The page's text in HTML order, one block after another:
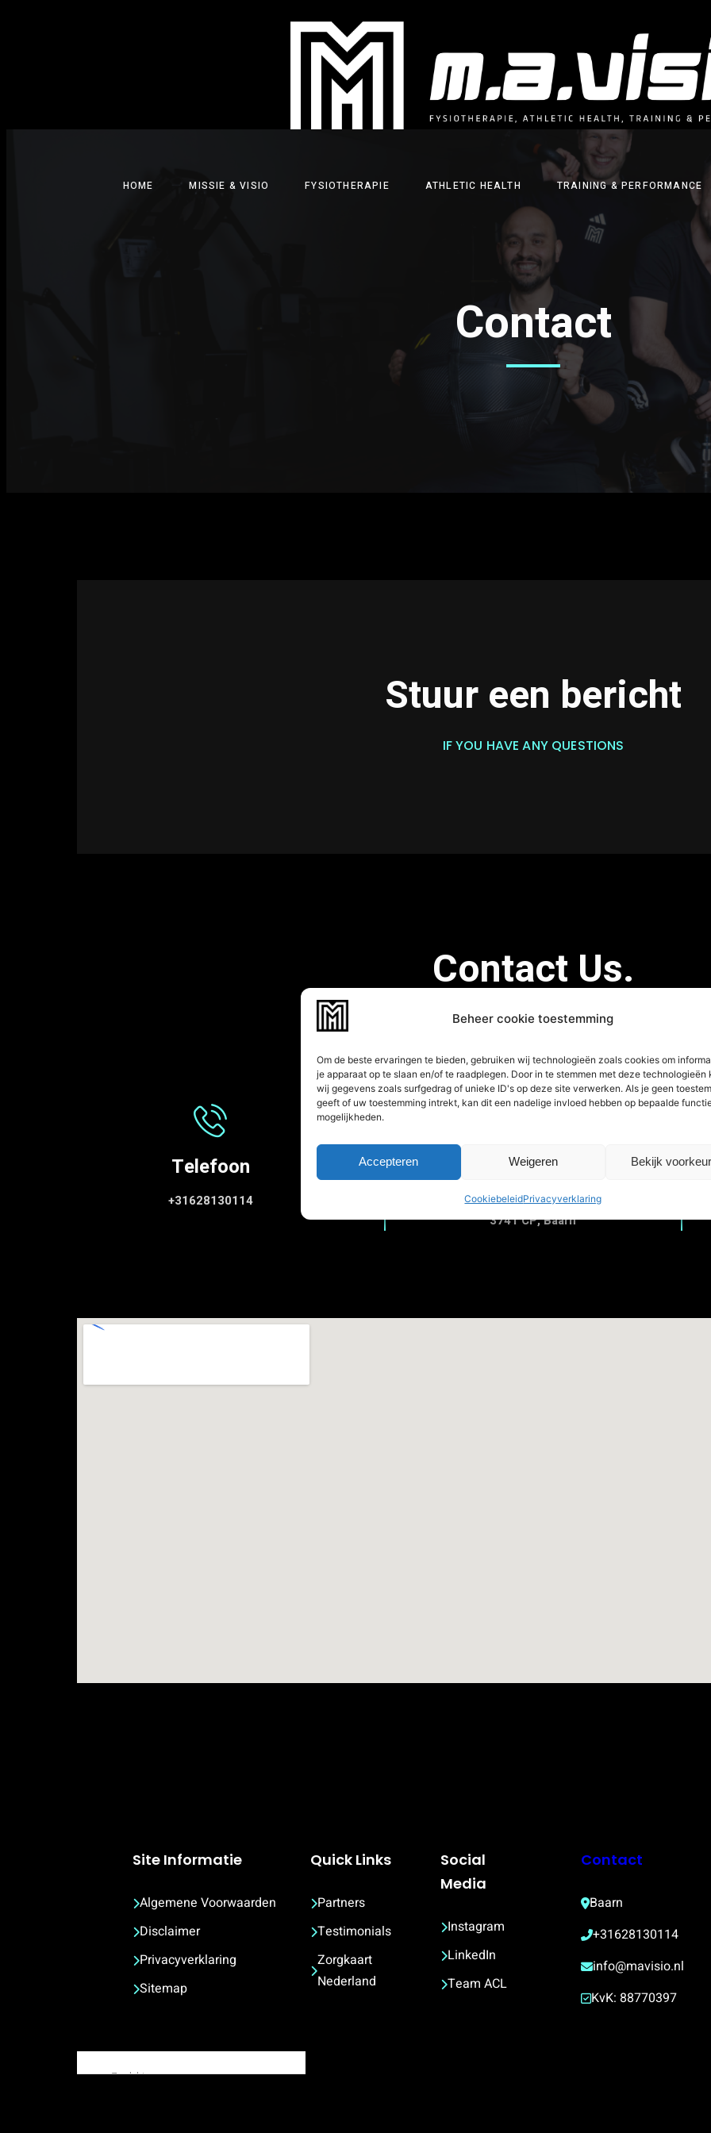
Beheer cookie toestemming
Om de beste ervaringen te bieden, gebruiken wij technologieën zoals cookies om
je apparaat op te slaan en/of te raadplegen. Door in te stemmen met deze technologieën
wij gegevens zoals surfgedrag of unieke ID's op deze site verwerken. Als je geen
geeft of uw toestemming intrekt, kan dit een nadelige invloed hebben op bepaalde
mogelijkheden.
Accepteren Weigeren Bekijk
CookiebeleidPrivacyverklaring
HOME MISSIE & VISIO FYSIOTHERAPIE ATHLETIC HEALTH TRAINING & PERFORMANCE
Contact
Stuur een bericht
IF YOU HAVE ANY QUESTIONS
Contact Us.
GET IN TOUCH WITH M.A. VISIO
Telefoon
+31628130114
Locatie
Goeman Borgesiuslaan 19
3741 CP, Baarn
Site Informatie
Algemene Voorwaarden
Disclaimer
Privacyverklaring
Sitemap
Quick Links
Partners
Testimonials
Zorgkaart
Nederland
Social
Media
Instagram
LinkedIn
Team ACL
Contact
Baarn
+31628130114
info@mavisio.nl
KvK: 88770397